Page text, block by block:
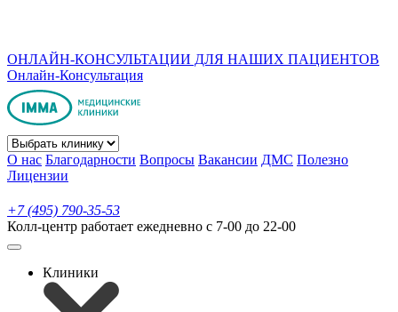
ОНЛАЙН-КОНСУЛЬТАЦИИ ДЛЯ НАШИХ ПАЦИЕНТОВ
Онлайн-Консультация
О нас Благодарности Вопросы Вакансии ДМС Полезно
Лицензии
+7 (495) 790-35-53
Колл-центр работает ежедневно с 7-00 до 22-00
Клиники